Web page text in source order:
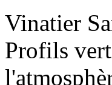
Vinatier
Profils